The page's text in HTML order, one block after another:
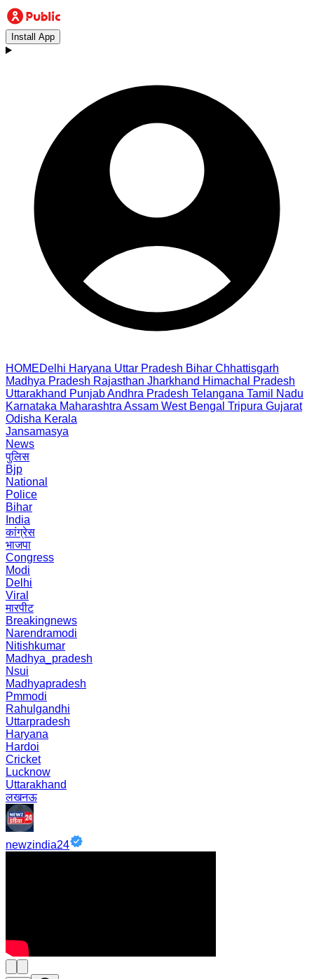
Install App
HOMEDelhi Haryana Uttar Pradesh Bihar Chhattisgarh
Madhya Pradesh Rajasthan Jharkhand Himachal Pradesh
Uttarakhand PunjabAndhra Pradesh Telangana Tamil Nadu
Karnataka Maharashtra Assam West Bengal Tripura Gujarat
Odisha Kerala
Jansamasya
News
पुलिस
Bjp
National
Police
Bihar
India
कांग्रेस
भाजपा
Congress
Modi
Delhi
Viral
मारपीट
Breakingnews
Narendramodi
Nitishkumar
Madhya_pradesh
Nsui
Madhyapradesh
Pmmodi
Rahulgandhi
Uttarpradesh
Haryana
Hardoi
Cricket
Lucknow
Uttarakhand
लखनऊ
newzindia24